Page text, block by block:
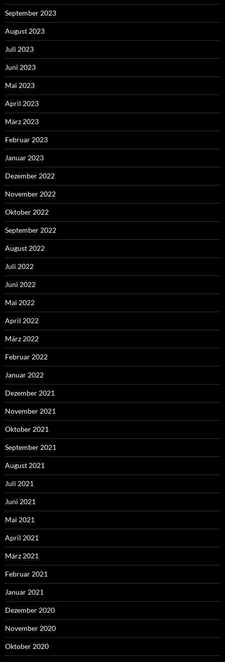
September 2023
August 2023
Juli 2023
Juni 2023
Mai 2023
April 2023
März 2023
Februar 2023
Januar 2023
Dezember 2022
November 2022
Oktober 2022
September 2022
August 2022
Juli 2022
Juni 2022
Mai 2022
April 2022
März 2022
Februar 2022
Januar 2022
Dezember 2021
November 2021
Oktober 2021
September 2021
August 2021
Juli 2021
Juni 2021
Mai 2021
April 2021
März 2021
Februar 2021
Januar 2021
Dezember 2020
November 2020
Oktober 2020